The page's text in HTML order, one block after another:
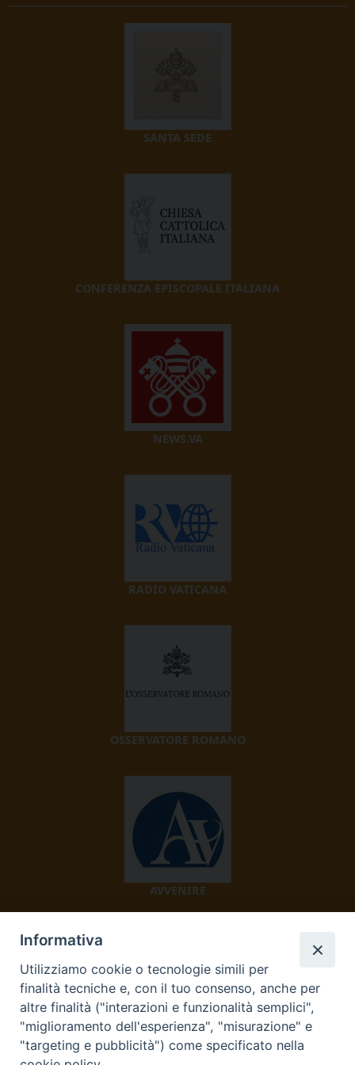
SANTA SEDE
CONFERENZA EPISCOPALE ITALIANA
NEWS.VA
RADIO VATICANA
OSSERVATORE ROMANO
AVVENIRE
TV 2000
Informativa
Utilizziamo cookie o tecnologie simili per
finalità tecniche e, con il tuo consenso, anche per
altre finalità ("interazioni e funzionalità semplici",
"miglioramento dell'esperienza", "misurazione" e
"targeting e pubblicità") come specificato nella